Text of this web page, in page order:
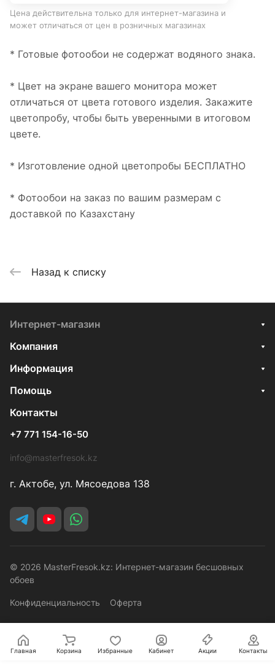
Цена действительна только для интернет-магазина и
может отличаться от цен в розничных магазинах
* Готовые фотообои не содержат водяного знака.
* Цвет на экране вашего монитора может
отличаться от цвета готового изделия. Закажите
цветопробу, чтобы быть уверенными в итоговом
цвете.
* Изготовление одной цветопробы БЕСПЛАТНО
* Фотообои на заказ по вашим размерам с
доставкой по Казахстану
Назад к списку
Интернет-магазин
Компания
Информация
Помощь
Контакты
+7 771 154-16-50
info@masterfresok.kz
г. Актобе, ул. Мясоедова 138
© 2026 MasterFresok.kz: Интернет-магазин бесшовных
обоев
Конфиденциальность Оферта
Главная Корзина Избранные Кабинет Акции Контакты